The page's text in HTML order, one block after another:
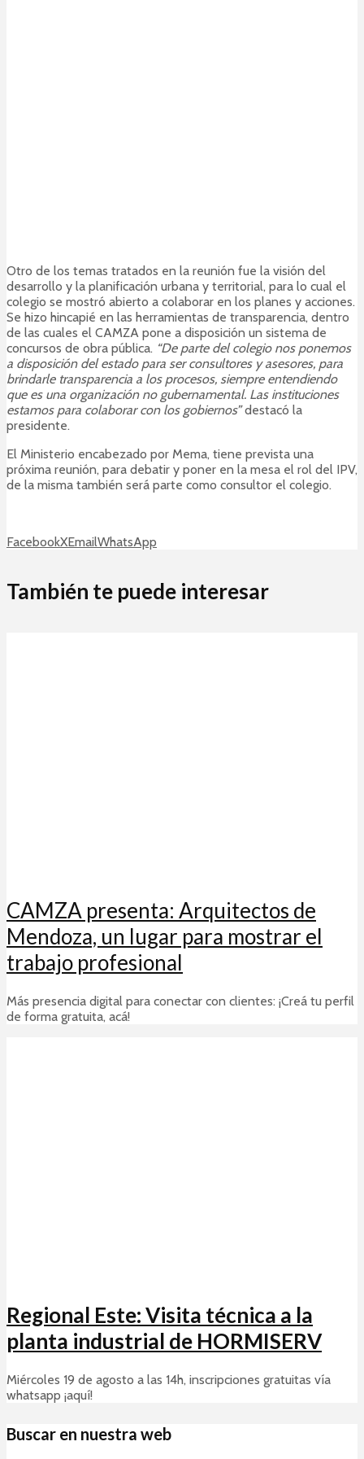
Otro de los temas tratados en la reunión fue la visión del
desarrollo y la planificación urbana y territorial, para lo cual el
colegio se mostró abierto a colaborar en los planes y acciones.
Se hizo hincapié en las herramientas de transparencia, dentro
de las cuales el CAMZA pone a disposición un sistema de
concursos de obra pública. “De parte del colegio nos ponemos
a disposición del estado para ser consultores y asesores, para
brindarle transparencia a los procesos, siempre entendiendo
que es una organización no gubernamental. Las instituciones
estamos para colaborar con los gobiernos”destacó la
presidente.
El Ministerio encabezado por Mema, tiene prevista una
próxima reunión, para debatir y poner en la mesa el rol del IPV,
de la misma también será parte como consultor el colegio.
FacebookXEmailWhatsApp
También te puede interesar
CAMZA presenta: Arquitectos de
Mendoza, un lugar para mostrar el
trabajo profesional
Más presencia digital para conectar con clientes: ¡Creá tu perfil
de forma gratuita, acá!
Regional Este: Visita técnica a la
planta industrial de HORMISERV
Miércoles 19 de agosto a las 14h, inscripciones gratuitas vía
whatsapp ¡aquí!
Buscar en nuestra web